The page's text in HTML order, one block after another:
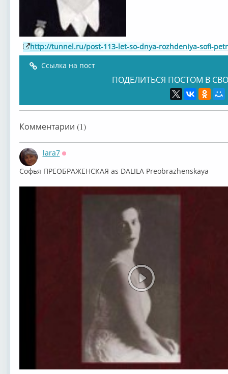
http://tunnel.ru/post-113-let-so-dnya-rozhdeniya-sofi-
Ссылка на пост
ПОДЕЛИТЬСЯ ПОСТОМ В
Комментарии (1)
lara7
Софья ПРЕОБРАЖЕНСКАЯ as DALILA Preobrazhenskaya